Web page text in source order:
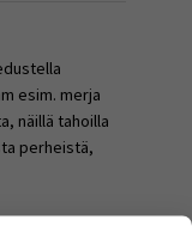
esim. merja
näillä tahoilla
perheistä,